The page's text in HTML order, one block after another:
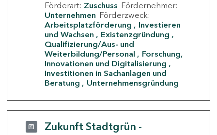
Förderart: Zuschuss Fördernehmer:
Unternehmen Förderzweck:
Arbeitsplatzförderung
Investieren
und Wachsen
Existenzgründung
Qualifizierung/Aus- und
Weiterbildung/Personal
Forschung,
Innovationen und Digitalisierung
Investitionen in Sachanlagen und
Beratung
Unternehmensgründung
Zukunft Stadtgrün -